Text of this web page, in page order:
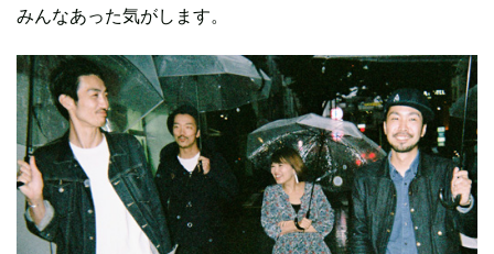
みんなあった気がします。